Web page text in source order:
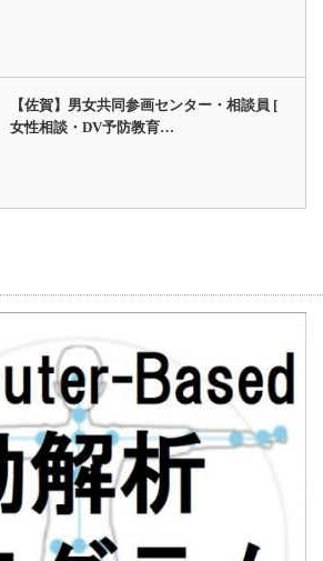
【佐賀】男女共同参画センター・相談員 [
女性相談・DV予防教育…